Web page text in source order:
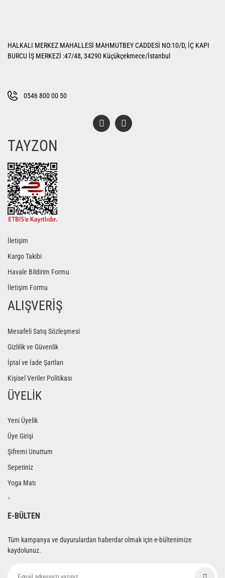
Ürün açıklamasında eksik bilgiler bulunuyor.
Bu ürüne benzer farklı alternatifler olmalı.
HALKALI MERKEZ MAHALLESİ MAHMUTBEY CADDESİ NO:10/D, İÇ KAPI
BURCU İŞ MERKEZİ :47/48, 34290 Küçükçekmece/İstanbul
0546 800 00 50
TAYZON
İletişim
Kargo Takibi
Havale Bildirim Formu
İletişim Formu
ALIŞVERİŞ
Mesafeli Satış Sözleşmesi
Gizlilik ve Güvenlik
İptal ve İade Şartları
Kişisel Veriler Politikası
ÜYELİK
Yeni Üyelik
Üye Girişi
Şifremi Unuttum
Sepetiniz
Yoga Matı
>
E-BÜLTEN
Tüm kampanya ve duyurulardan haberdar olmak için e-bültenimize
kaydolunuz.